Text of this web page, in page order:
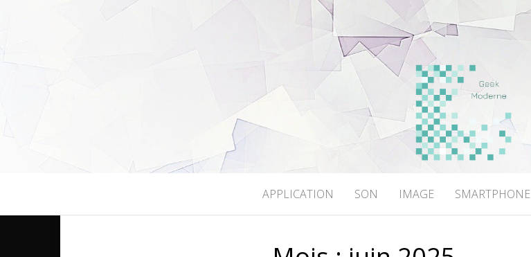
LEGEEKMODERNE
APPLICATION SON IMAGE SMARTPHONE